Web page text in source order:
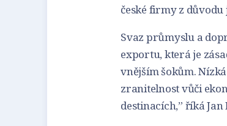
české firmy z
Svaz průmyslu a
exportu, která je
vnějším šokům.
zranitelnost vůči
destinacích,” říká